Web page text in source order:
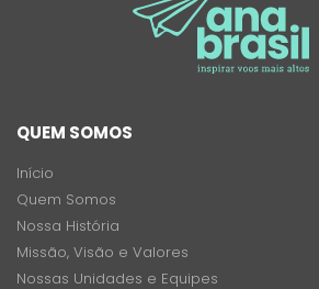
QUEM SOMOS
Início
Quem Somos
Nossa História
Missão, Visão e Valores
Nossas Unidades e Equipes